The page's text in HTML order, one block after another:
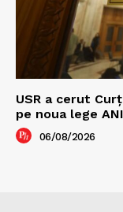
USR a cerut
pe noua lege ANI
06/08/2026